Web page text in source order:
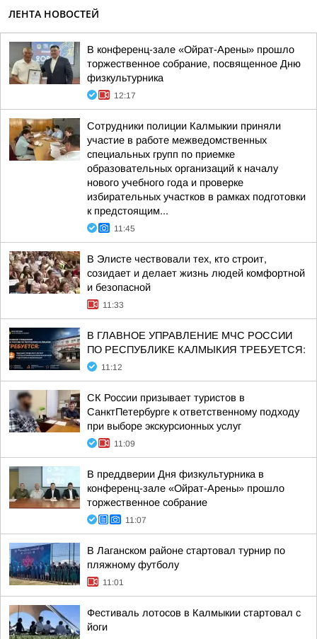
ЛЕНТА НОВОСТЕЙ
В конференц-зале «Ойрат-Арены» прошло
торжественное собрание, посвященное Дню
физкультурника
12:17
Сотрудники полиции Калмыкии приняли
участие в работе межведомственных
специальных групп по приемке
образовательных организаций к началу
нового учебного года и проверке
избирательных участков в рамках подготовки
к предстоящим...
11:45
В Элисте чествовали тех, кто строит,
созидает и делает жизнь людей комфортной
и безопасной
11:33
В ГЛАВНОЕ УПРАВЛЕНИЕ МЧС РОССИИ
ПО РЕСПУБЛИКЕ КАЛМЫКИЯ ТРЕБУЕТСЯ:
11:12
СК России призывает туристов в
СанктПетербурге к ответственному подходу
при выборе экскурсионных услуг
11:09
В преддверии Дня физкультурника в
конференц-зале «Ойрат-Арены» прошло
торжественное собрание
11:07
В Лаганском районе стартовал турнир по
пляжному футболу
11:01
Фестиваль лотосов в Калмыкии стартовал с
йоги